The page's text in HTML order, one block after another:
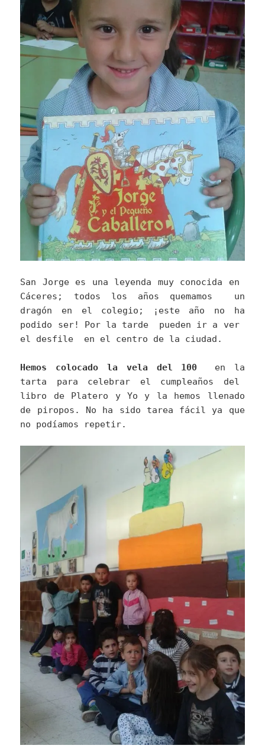
San Jorge es una leyenda muy conocida en
Cáceres; todos los años quemamos un
dragón en el colegio; ¡este año no ha
podido ser! Por la tarde pueden ir a ver
el desfile en el centro de la ciudad.
Hemos colocado la vela del 100 en la
tarta para celebrar el cumpleaños del
libro de Platero y Yo y la hemos llenado
de piropos. No ha sido tarea fácil ya que
no podíamos repetir.